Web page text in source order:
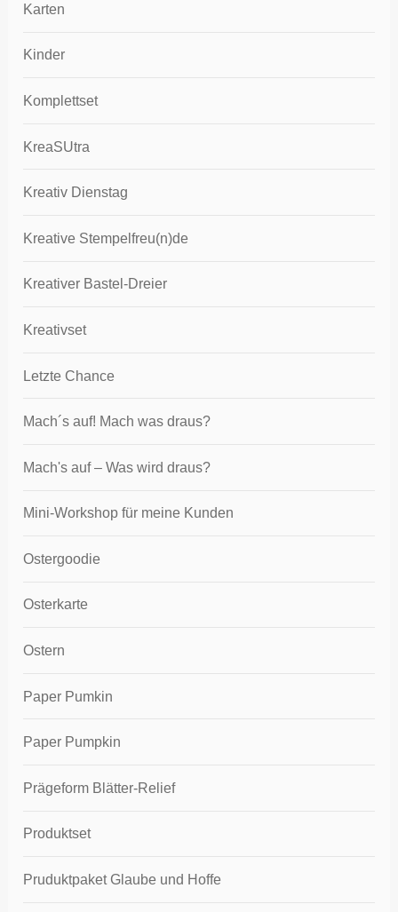
Karten
Kinder
Komplettset
KreaSUtra
Kreativ Dienstag
Kreative Stempelfreu(n)de
Kreativer Bastel-Dreier
Kreativset
Letzte Chance
Mach´s auf! Mach was draus?
Mach's auf – Was wird draus?
Mini-Workshop für meine Kunden
Ostergoodie
Osterkarte
Ostern
Paper Pumkin
Paper Pumpkin
Prägeform Blätter-Relief
Produktset
Pruduktpaket Glaube und Hoffe